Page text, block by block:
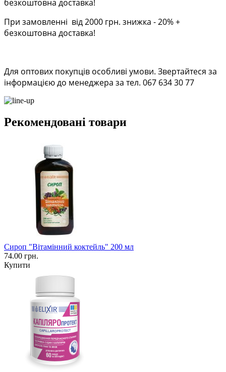
безкоштовна доставка!
При замовленні від 2000 грн. знижка - 20% +
безкоштовна доставка!
Для оптових покупців особливі умови. Звертайтеся за
інформацією до менеджера за тел. 067 634 30 77
Рекомендовані товари
Сироп "Вітамінний коктейль" 200 мл
74.00 грн.
Купити